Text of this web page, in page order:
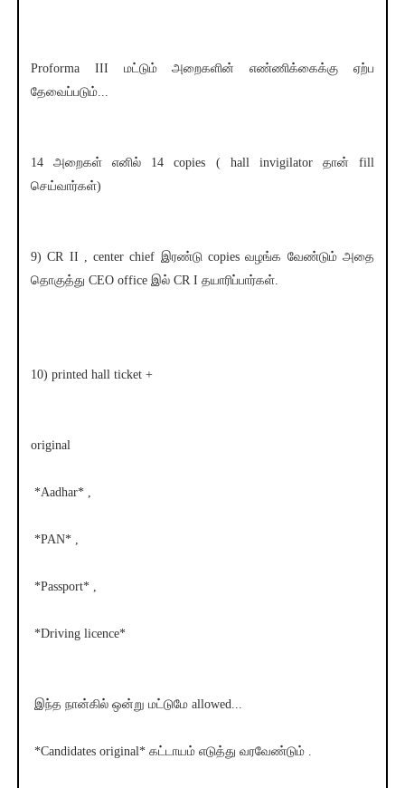
Proforma III மட்டும் அறைகளின் எண்ணிக்கைக்கு ஏற்ப
தேவைப்படும்...
14 அறைகள் எனில் 14 copies ( hall invigilator தான் fill
செய்வார்கள்)
9) CR II , center chief இரண்டு copies வழங்க வேண்டும் அதை
தொகுத்து CEO office இல் CR I தயாரிப்பார்கள்.
10) printed hall ticket +
original
*Aadhar* ,
*PAN* ,
*Passport* ,
*Driving licence*
இந்த நான்கில் ஒன்று மட்டுமே allowed...
*Candidates original* கட்டாயம் எடுத்து வரவேண்டும் .